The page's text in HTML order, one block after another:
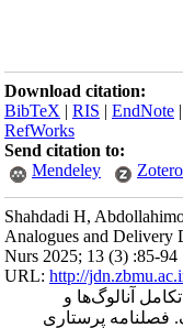
Download citation:
BibTeX |RIS |EndNote
RefWorks
Send citation to:
Mendeley
Shahdadi H,
Analogues and
Nurs 2025; 13 (3) :85-94
URL:http://
آنالوگ‌ها و
پرستاری